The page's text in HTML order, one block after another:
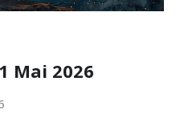
Mai 2026